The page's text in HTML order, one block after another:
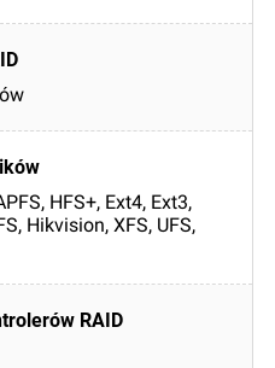
HFS+, Ext4, Ext3,
Hikvision, XFS, UFS,